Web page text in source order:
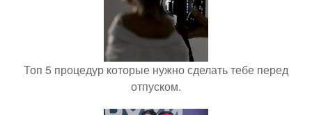
Топ 5 процедур которые нужно сделать тебе перед
отпуском.